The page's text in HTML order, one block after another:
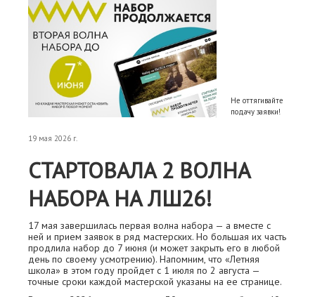
Не оттягивайте
подачу заявки!
19 мая 2026 г.
СТАРТОВАЛА 2 ВОЛНА
НАБОРА НА ЛШ26!
17 мая завершилась первая волна набора — а вместе с
ней и прием заявок в ряд мастерских. Но большая их часть
продлила набор до 7 июня (и может закрыть его в любой
день по своему усмотрению). Напомним, что «Летняя
школа» в этом году пройдет с 1 июля по 2 августа —
точные сроки каждой мастерской указаны на ее странице.